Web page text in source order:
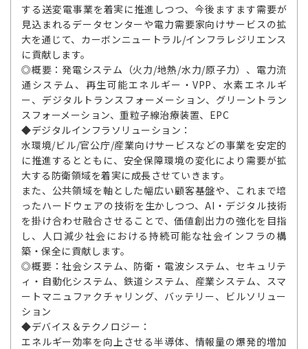
する送変電事業を着実に推進しつつ、今後ますます需要が
見込まれるデータセンターや電力需要家向けサービスの拡
大を通じて、カーボンニュートラル/インフラレジリエンス
に貢献します。
◎概要：発電システム（火力/地熱/水力/原子力）、電力流
通システム、再生可能エネルギー・VPP、水素エネルギ
ー、デジタルトランスフォーメーション、グリーントラン
スフォーメーション、重粒子線治療装置、EPC
◆デジタルインフラソリューション：
水環境/ビル/官公庁/産業向けサービスなどの事業を安定的
に推進するとともに、安全保障環境の変化により需要が拡
大する防衛領域を着実に成長させていきます。
また、公共領域を軸とした幅広い顧客基盤や、これまで培
ったハードウェアの技術を生かしつつ、AI・デジタル技術
を掛け合わせ融合させることで、価値創出力の強化を目指
し、人口減少社会における持続可能な社会インフラの構
築・保全に貢献します。
◎概要：社会システム、防衛・電波システム、セキュリテ
ィ・自動化システム、鉄道システム、産業システム、スマ
ートマニュファクチャリング、バッテリー、ビルソリュー
ション
◆デバイス＆テクノロジー：
エネルギー効率を向上させる半導体、情報量の爆発的増加